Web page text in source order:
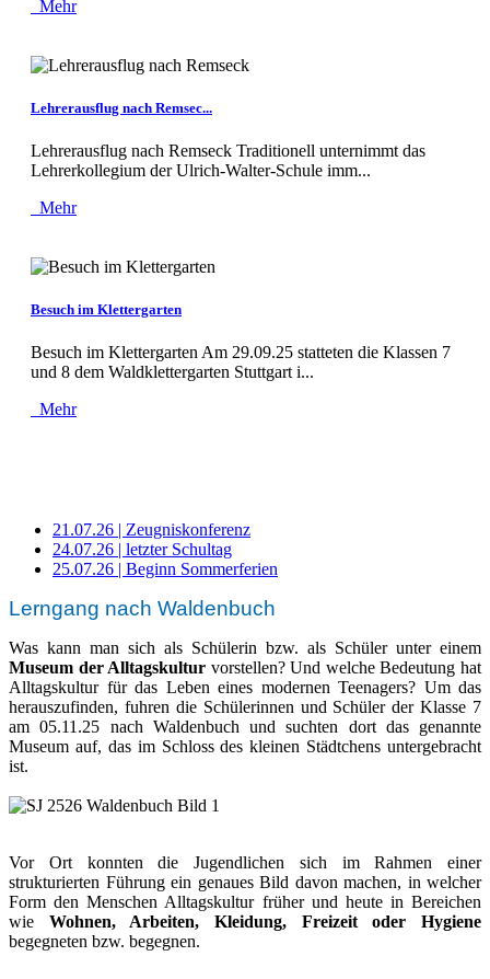
Mehr
Lehrerausflug nach Remsec...
Lehrerausflug nach Remseck Traditionell unternimmt das
Lehrerkollegium der Ulrich-Walter-Schule imm...
Mehr
Besuch im Klettergarten
Besuch im Klettergarten Am 29.09.25 statteten die Klassen 7
und 8 dem Waldklettergarten Stuttgart i...
Mehr
21.07.26 | Zeugniskonferenz
24.07.26 | letzter Schultag
25.07.26 | Beginn Sommerferien
Lerngang nach Waldenbuch
Was kann man sich als Schülerin bzw. als Schüler unter einem
Museum der Alltagskultur vorstellen? Und welche Bedeutung hat
Alltagskultur für das Leben eines modernen Teenagers? Um das
herauszufinden, fuhren die Schülerinnen und Schüler der Klasse 7
am 05.11.25 nach Waldenbuch und suchten dort das genannte
Museum auf, das im Schloss des kleinen Städtchens untergebracht
ist.
Vor Ort konnten die Jugendlichen sich im Rahmen einer
strukturierten Führung ein genaues Bild davon machen, in welcher
Form den Menschen Alltagskultur früher und heute in Bereichen
wie Wohnen, Arbeiten, Kleidung, Freizeit oder Hygiene
begegneten bzw. begegnen.